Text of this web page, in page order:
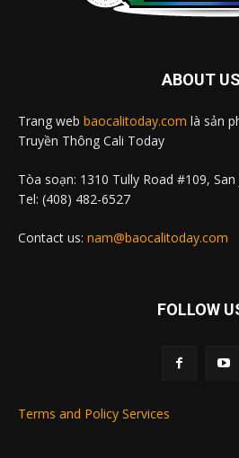
ABOUT US
Trang web baocalitoday.com là sản
Truyền Thông Cali Today
Tòa soạn: 1310 Tully Road #109, San
Tel: (408) 482-6527
Contact us: nam@baocalitoday.com
FOLLOW
Terms and Policy Services